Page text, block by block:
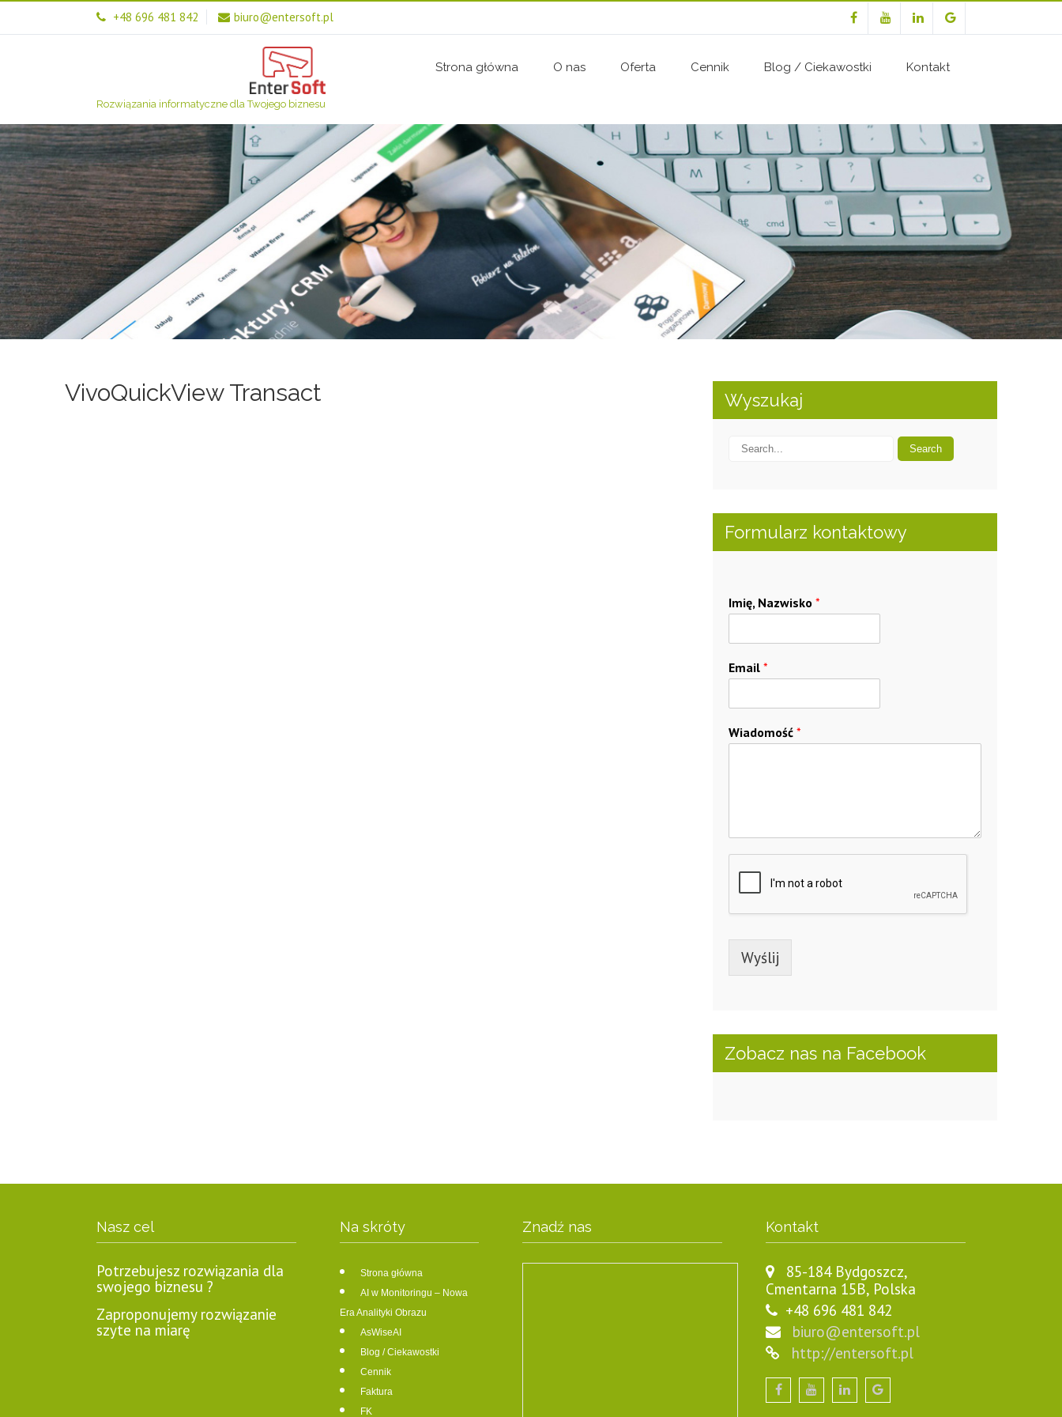
+48 696 481 842 biuro@entersoft.pl
Rozwiązania informatyczne dla Twojego biznesu
Strona główna O nas Oferta Cennik Blog / Ciekawostki Kontakt
VivoQuickView Transact Wyszukaj
Formularz kontaktowy
Imię, Nazwisko *
Email *
Wiadomość *
Wyślij
Zobacz nas na Facebook
Nasz cel
Potrzebujesz rozwiązania dla
swojego biznesu ?
Zaproponujemy rozwiązanie
szyte na miarę
Na skróty
Strona główna
AI w Monitoringu – Nowa
Era Analityki Obrazu
AsWiseAI
Blog / Ciekawostki
Cennik
Faktura
FK
Znadź nas Kontakt
85-184 Bydgoszcz,
Cmentarna 15B, Polska
+48 696 481 842
biuro@entersoft.pl
http://entersoft.pl